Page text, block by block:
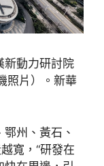
新動力研討院
照片）。新華
州、黃石、
寬，“研發在